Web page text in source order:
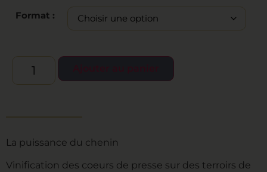
Format :
La puissance du chenin
Vinification des coeurs de presse sur des terroirs de